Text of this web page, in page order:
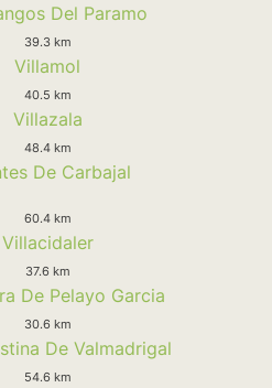
Del Paramo
39.3 km
Villamol
40.5 km
Villazala
48.4 km
De Carbajal
60.4 km
Villacidaler
37.6 km
De Pelayo Garcia
30.6 km
De Valmadrigal
54.6 km